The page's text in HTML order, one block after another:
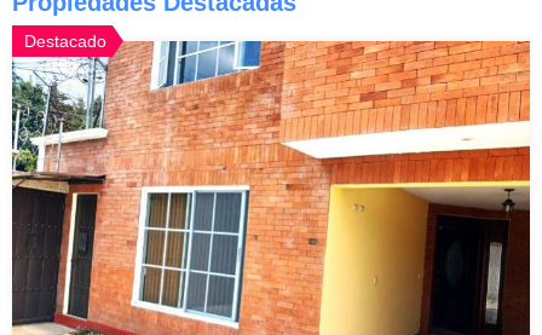
Destacado